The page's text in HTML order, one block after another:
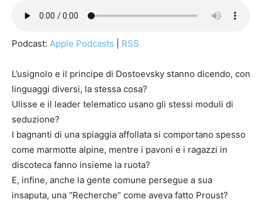
Podcast: Apple Podcasts RSS
L’usignolo e il principe di Dostoevsky stanno dicendo, con
linguaggi diversi, la stessa cosa?
Ulisse e il leader telematico usano gli stessi moduli di
seduzione?
I bagnanti di una spiaggia affollata si comportano spesso
come marmotte alpine, mentre i pavoni e i ragazzi in
discoteca fanno insieme la ruota?
E, infine, anche la gente comune persegue a sua
insaputa, una “Recherche” come aveva fatto Proust?